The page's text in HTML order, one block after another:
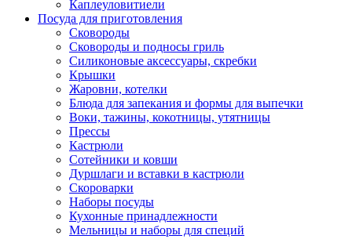
Каплеуловитиели
Посуда для приготовления
Сковороды
Сковороды и подносы гриль
Силиконовые аксессуары, скребки
Крышки
Жаровни, котелки
Блюда для запекания и формы для выпечки
Воки, тажины, кокотницы, утятницы
Прессы
Кастрюли
Сотейники и ковши
Дуршлаги и вставки в кастрюли
Скороварки
Наборы посуды
Кухонные принадлежности
Мельницы и наборы для специй